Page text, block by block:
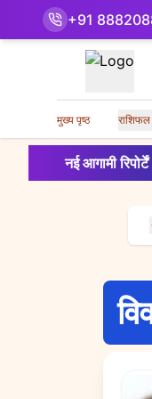
+91
मुख्य पृष्ठ राशिफल
नई आगामी रिपोर्टें